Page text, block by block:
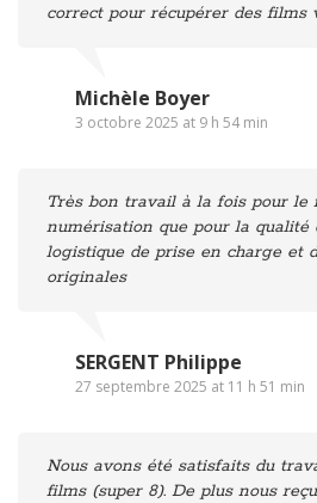
correct pour récupérer des films
Michèle Boyer
3 octobre 2025 at 9 h 54 min
Très bon travail à la fois pour le
numérisation que pour la qualité
logistique de prise en charge et
originales
SERGENT Philippe
27 septembre 2025 at 11 h 51 min
Nous avons été satisfaits du
films (super 8). De plus nous